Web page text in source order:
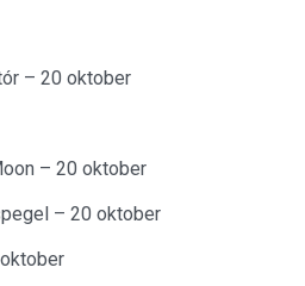
– 20 oktober
– 20 oktober
– 20 oktober